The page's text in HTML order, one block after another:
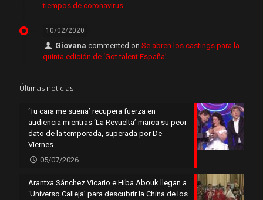
tiempos de coronavirus
10/02/2020
Giovana commented onSe abren los castings para la
quinta edición de ‘Got talent España’
Últimas noticias
‘Tu cara me suena’ recupera fuerza en
audiencia mientras ‘La Revuelta’ marca su peor
dato de la temporada, superada por De
Viernes
05/07/2026
Arantxa Sánchez Vicario e Hiba Abouk llegan a
‘Universo Calleja’ para descubrir la China de los